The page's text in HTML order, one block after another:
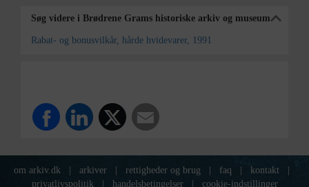
Søg videre i Brødrene Grams historiske arkiv og museum
Rabat- og bonusvilkår, hårde hvidevarer, 1991
om arkiv.dk arkiver rettigheder og brug faq kontakt
privatlivspolitik
handelsbetingelser cookie-indstillinger